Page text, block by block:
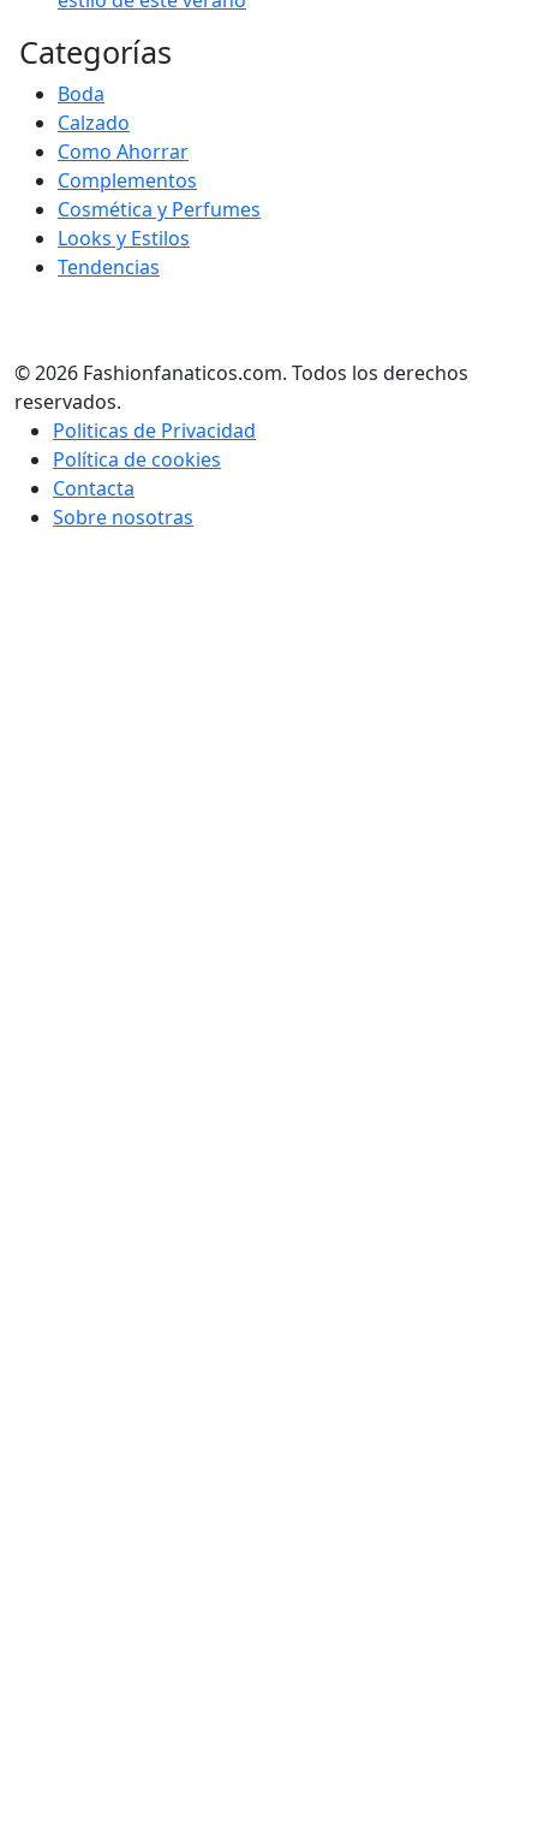
Categorías
Boda
Calzado
Como Ahorrar
Complementos
Cosmética y Perfumes
Looks y Estilos
Tendencias
© 2026 Fashionfanaticos.com. Todos los derechos
reservados.
Politicas de Privacidad
Política de cookies
Contacta
Sobre nosotras